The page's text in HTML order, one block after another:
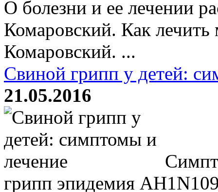
О болезни и ее лечении
Комаровский. Как
Комаровский. ...
Свиной грипп у детей:
21.05.2016
грипп эпидемия